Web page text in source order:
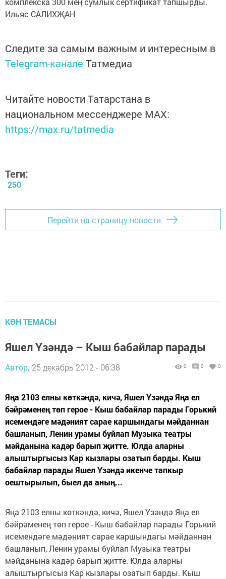
Ильяс САЛИХҖАН
Следите за самым важным и интересным в
Telegram-канале Татмедиа
Читайте новости Татарстана в
национальном мессенджере MАХ:
https://max.ru/tatmedia
Теги:
250
Перейти на страницу новости
КӨН ТЕМАСЫ
Яшел Үзәндә – Кыш бабайлар парады
Автор, 25 декабрь 2012 - 06:38 0 0 0
Яңа 2103 елны көткәндә, кичә, Яшел Үзәндә Яңа ел
бәйрәменең төп герое - Кыш бабайлар парады Горький
исемендәге мәдәният сарае каршындагы мәйданнан
башланып, Ленин урамы буйлап Музыка театры
мәйданына кадәр барып җитте. Юлда аларны
алыштыргысыз Кар кызлары озатып барды. Кыш
бабайлар парады Яшел Үзәндә икенче тапкыр
оештырылып, быел да аның...
Яңа 2103 елны көткәндә, кичә, Яшел Үзәндә Яңа ел
бәйрәменең төп герое - Кыш бабайлар парады Горький
исемендәге мәдәният сарае каршындагы мәйданнан
башланып, Ленин урамы буйлап Музыка театры
мәйданына кадәр барып җитте. Юлда аларны
алыштыргысыз Кар кызлары озатып барды. Кыш